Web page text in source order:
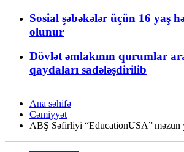
Sosial şəbəkələr üçün 16 yaş
olunur
Dövlət əmlakının qurumlar
qaydaları sadələşdirilib
Ana səhifə
Cəmiyyət
ABŞ Səfirliyi “EducationUSA” məzun